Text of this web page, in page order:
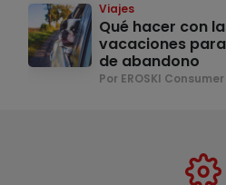
Viajes
Qué hacer con
vacaciones
de abandono
Por EROSKI Consumer